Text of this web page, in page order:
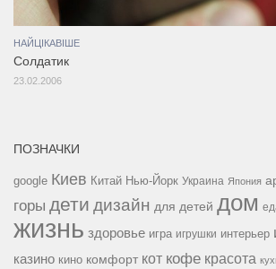
НАЙЦІКАВІШЕ
Солдатик
23.02.2006
ПОЗНАЧКИ
google Киев Китай Нью-Йорк Украина Япония
горы дети дизайн для детей дом
жизнь здоровье игра игрушки интерьер
казино кино комфорт кот кофе красота